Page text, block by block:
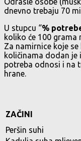
dnevno trebaju 70
U stupcu “%
koliko će 100
Za namirnice koje
količinama dodan je
potreba odnosi i na
hrane.
ZAČINI
Peršin suhi